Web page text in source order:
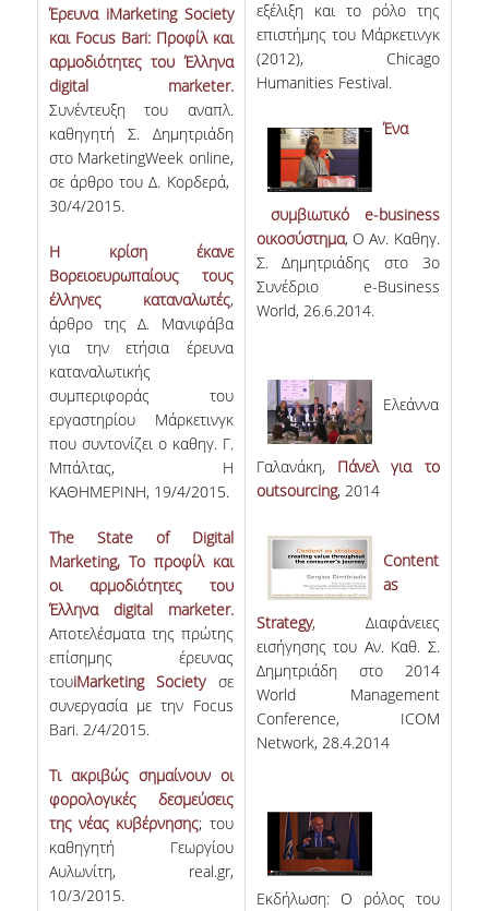
Έρευνα iMarketing Society
και Focus Bari: Προφίλ και
αρμοδιότητες του Έλληνα
digital marketer.
Συνέντευξη του αναπλ.
καθηγητή Σ. Δημητριάδη
στο MarketingWeek online,
σε άρθρο του Δ. Κορδερά,
30/4/2015.
Η κρίση έκανε
Βορειοευρωπαίους τους
έλληνες καταναλωτές,
άρθρο της Δ. Μανιφάβα
για την ετήσια έρευνα
καταναλωτικής
συμπεριφοράς του
εργαστηρίου Μάρκετινγκ
που συντονίζει ο καθηγ. Γ.
Μπάλτας, Η
ΚΑΘΗΜΕΡΙΝΗ, 19/4/2015.
The State of Digital
Marketing, Το προφίλ και
οι αρμοδιότητες του
Έλληνα digital marketer.
Αποτελέσματα της πρώτης
επίσημης έρευνας
τουiMarketingSocietyσε
συνεργασία με την Focus
Bari. 2/4/2015.
Τι ακριβώς σημαίνουν οι
φορολογικές δεσμεύσεις
της νέας κυβέρνησης; του
καθηγητή Γεωργίου
Αυλωνίτη, real.gr,
10/3/2015.
εξέλιξη και το ρόλο της
επιστήμης του Μάρκετινγκ
(2012), Chicago
Humanities Festival.
Ένα
συμβιωτικό e-business
οικοσύστημα, O Aν. Kαθηγ.
Σ. Δημητριάδης στο 3o
Συνέδριο e-Βusiness
World, 26.6.2014.
Ελεάννα
Γαλανάκη, Πάνελ για το
outsourcing, 2014
Content
as
Strategy, Διαφάνειες
εισήγησης του Αν. Καθ. Σ.
Δημητριάδη στο 2014
World Management
Conference, ICOM
Network, 28.4.2014
Εκδήλωση: Ο ρόλος του